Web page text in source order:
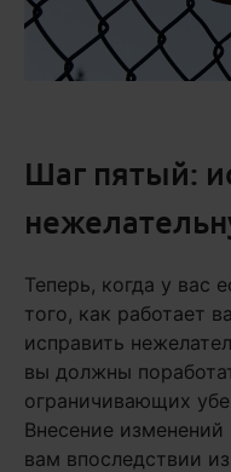
Шаг пятый:
Теперь, когда у вас
того, как работает
исправить
вы должны
ограничивающих
Внесение
вам впоследствии